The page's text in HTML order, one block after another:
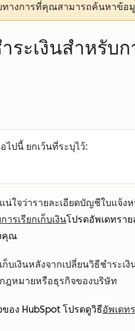
างการที่คุณสามารถค้นหาข้อ
ระเงินสำหรับ
ไปนี้ ยกเว้นที่ระบุไว้:
น่ใจว่ารายละเอียดบัญชีใบแจ้
ารเรียกเก็บเงินโปรดอัพเดทราย
คุณ
เงินหลังจากเปลี่ยนวิธีชำระเ
กฎหมายหรือธุรกิจของบริษัท
อง HubSpot โปรดดูวิธีอัพเดท